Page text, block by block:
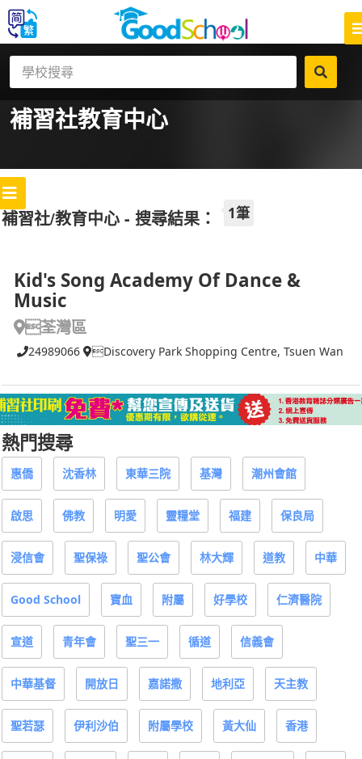
補習社教育中心
補習社/教育中心 - 搜尋結果： 1筆
Kid's Song Academy Of Dance &
Music
荃灣區
24989066 Discovery Park Shopping Centre, Tsuen Wan
熱門搜尋
惠僑 沈香林 東華三院 基灣 潮州會館
啟思 佛教 明愛 靈糧堂 福建 保良局
浸信會 聖保祿 聖公會 林大輝 道教 中華
Good School 寶血 附屬 好學校 仁濟醫院
宣道 青年會 聖三一 循道 信義會
中華基督 開放日 嘉諾撒 地利亞 天主教
聖若瑟 伊利沙伯 附屬學校 黃大仙 香港